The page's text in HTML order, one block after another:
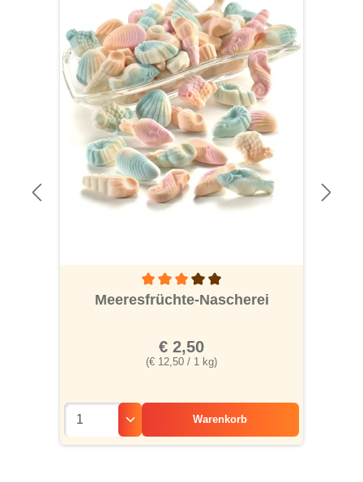
Durchschnittliche Bewertung von 3 von 5
Meeresfrüchte-Nascherei
(€ 12,50 / 1 kg)
€ 2,50
Warenkorb